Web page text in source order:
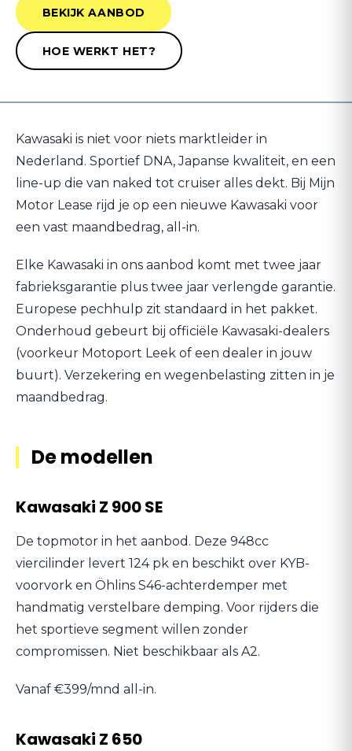
BEKIJK AANBOD
HOE WERKT HET?
Kawasaki is niet voor niets marktleider in
Nederland. Sportief DNA, Japanse kwaliteit, en een
line-up die van naked tot cruiser alles dekt. Bij Mijn
Motor Lease rijd je op een nieuwe Kawasaki voor
een vast maandbedrag, all-in.
Elke Kawasaki in ons aanbod komt met twee jaar
fabrieksgarantie plus twee jaar verlengde garantie.
Europese pechhulp zit standaard in het pakket.
Onderhoud gebeurt bij officiële Kawasaki-dealers
(voorkeur Motoport Leek of een dealer in jouw
buurt). Verzekering en wegenbelasting zitten in je
maandbedrag.
De modellen
Kawasaki Z 900 SE
De topmotor in het aanbod. Deze 948cc
viercilinder levert 124 pk en beschikt over KYB-
voorvork en Öhlins S46-achterdemper met
handmatig verstelbare demping. Voor rijders die
het sportieve segment willen zonder
compromissen. Niet beschikbaar als A2.
Vanaf €399/mnd all-in.
Kawasaki Z 650